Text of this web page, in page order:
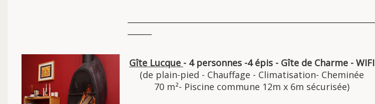
Gîte Lucque - 4 personnes -4 épis - Gîte de Charme - WIFI
(de plain-pied - Chauffage - Climatisation- Cheminée
70 m²- Piscine commune 12m x 6m sécurisée)